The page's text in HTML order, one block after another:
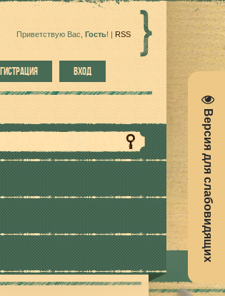
Версия для слабовидящих
Приветствую Вас Гость! | RSS
ВХОД